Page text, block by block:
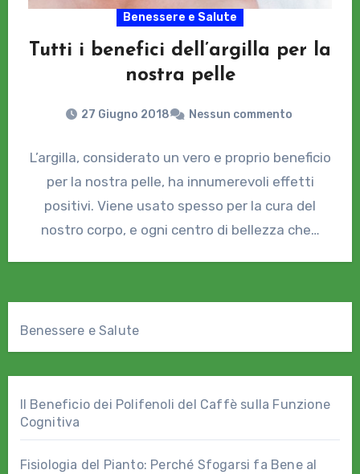
Benessere e Salute
Tutti i benefici dell’argilla per la
nostra pelle
27 Giugno 2018 Nessun commento
L’argilla, considerato un vero e proprio beneficio
per la nostra pelle, ha innumerevoli effetti
positivi. Viene usato spesso per la cura del
nostro corpo, e ogni centro di bellezza che…
Benessere e Salute
Il Beneficio dei Polifenoli del Caffè sulla Funzione
Cognitiva
Fisiologia del Pianto: Perché Sfogarsi fa Bene al